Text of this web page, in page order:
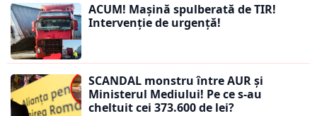
ACUM! Mașină spulberată de TIR!
Intervenție de urgență!
SCANDAL monstru între AUR și
Ministerul Mediului! Pe ce s-au
cheltuit cei 373.600 de lei?